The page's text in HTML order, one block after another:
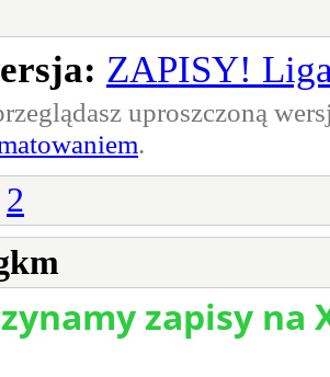
ZAPISY!
uproszczoną
.
2
zapisy